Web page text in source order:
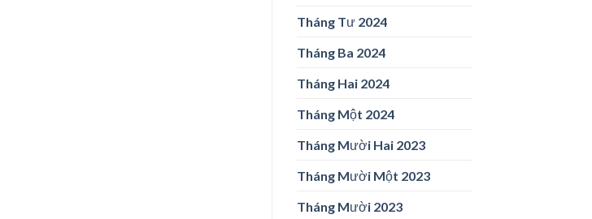
Tháng Tư 2024
Tháng Ba 2024
Tháng Hai 2024
Tháng Một 2024
Tháng Mười Hai 2023
Tháng Mười Một 2023
Tháng Mười 2023